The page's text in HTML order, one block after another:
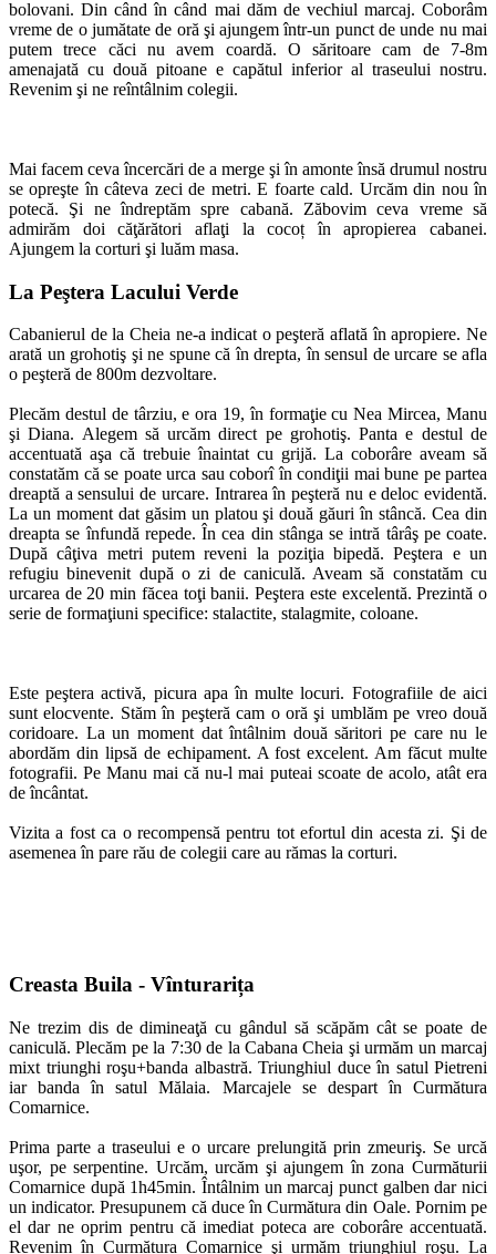
bolovani. Din când în când mai dăm de vechiul marcaj. Coborâm
vreme de o jumătate de oră şi ajungem într-un punct de unde nu mai
putem trece căci nu avem coardă. O săritoare cam de 7-8m
amenajată cu două pitoane e capătul inferior al traseului nostru.
Revenim şi ne reîntâlnim colegii.
Mai facem ceva încercări de a merge şi în amonte însă drumul nostru
se opreşte în câteva zeci de metri. E foarte cald. Urcăm din nou în
potecă. Şi ne îndreptăm spre cabană. Zăbovim ceva vreme să
admirăm doi căţărători aflaţi la cocoț în apropierea cabanei.
Ajungem la corturi şi luăm masa.
La Peştera Lacului Verde
Cabanierul de la Cheia ne-a indicat o peşteră aflată în apropiere. Ne
arată un grohotiş şi ne spune că în drepta, în sensul de urcare se afla
o peşteră de 800m dezvoltare.
Plecăm destul de târziu, e ora 19, în formaţie cu Nea Mircea, Manu
şi Diana. Alegem să urcăm direct pe grohotiş. Panta e destul de
accentuată aşa că trebuie înaintat cu grijă. La coborâre aveam să
constatăm că se poate urca sau coborî în condiţii mai bune pe partea
dreaptă a sensului de urcare. Intrarea în peşteră nu e deloc evidentă.
La un moment dat găsim un platou şi două găuri în stâncă. Cea din
dreapta se înfundă repede. În cea din stânga se intră târâş pe coate.
După câţiva metri putem reveni la poziţia bipedă. Peştera e un
refugiu binevenit după o zi de caniculă. Aveam să constatăm cu
urcarea de 20 min făcea toţi banii. Peştera este excelentă. Prezintă o
serie de formaţiuni specifice: stalactite, stalagmite, coloane.
Este peştera activă, picura apa în multe locuri. Fotografiile de aici
sunt elocvente. Stăm în peşteră cam o oră şi umblăm pe vreo două
coridoare. La un moment dat întâlnim două săritori pe care nu le
abordăm din lipsă de echipament. A fost excelent. Am făcut multe
fotografii. Pe Manu mai că nu-l mai puteai scoate de acolo, atât era
de încântat.
Vizita a fost ca o recompensă pentru tot efortul din acesta zi. Şi de
asemenea în pare rău de colegii care au rămas la corturi.
Creasta Buila - Vînturarița
Ne trezim dis de dimineaţă cu gândul să scăpăm cât se poate de
caniculă. Plecăm pe la 7:30 de la Cabana Cheia şi urmăm un marcaj
mixt triunghi roşu+banda albastră. Triunghiul duce în satul Pietreni
iar banda în satul Mălaia. Marcajele se despart în Curmătura
Comarnice.
Prima parte a traseului e o urcare prelungită prin zmeuriş. Se urcă
uşor, pe serpentine. Urcăm, urcăm şi ajungem în zona Curmăturii
Comarnice după 1h45min. Întâlnim un marcaj punct galben dar nici
un indicator. Presupunem că duce în Curmătura din Oale. Pornim pe
el dar ne oprim pentru că imediat poteca are coborâre accentuată.
Revenim în Curmătura Comarnice şi urmăm triunghiul roşu. La